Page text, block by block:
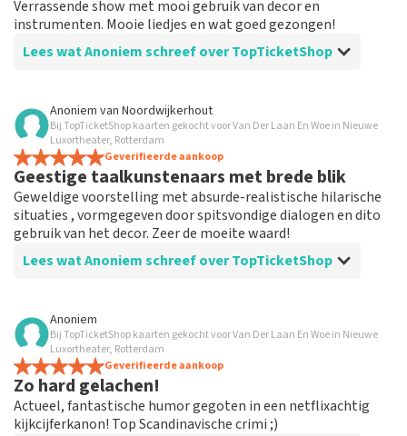
Verrassende show met mooi gebruik van decor en
instrumenten. Mooie liedjes en wat goed gezongen!
Lees wat Anoniem schreef over TopTicketShop
Beoordeling van Anoniem over TopTicketShop
Goede service, goed aanbod
Goed aanbod en de communicatie is top. Je betaalt wel
meer maar je kan zo toch nog naar een show die je
anders gemist had.
Anoniem van Noordwijkerhout
Bij TopTicketShop kaarten gekocht voor Van Der Laan En Woe in Nieuwe
Luxortheater, Rotterdam
Geverifieerde aankoop
Geestige taalkunstenaars met brede blik
Geweldige voorstelling met absurde-realistische hilarische
situaties , vormgegeven door spitsvondige dialogen en dito
gebruik van het decor. Zeer de moeite waard!
Lees wat Anoniem schreef over TopTicketShop
Beoordeling van Anoniem over
Prima geregeld
Werkt goed en was heel handig geregeld door deze site
en ben tevreden
Anoniem
Bij TopTicketShop kaarten gekocht voor Van Der Laan En Woe in Nieuwe
Luxortheater, Rotterdam
Geverifieerde aankoop
Zo hard gelachen!
Actueel, fantastische humor gegoten in een netflixachtig
kijkcijferkanon! Top Scandinavische crimi ;)